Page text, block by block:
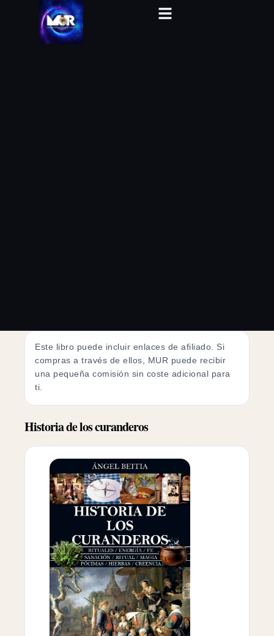
Este libro puede incluir enlaces de afiliado. Si
compras a través de ellos, MUR puede recibir
una pequeña comisión sin coste adicional para
ti.
Historia de los curanderos